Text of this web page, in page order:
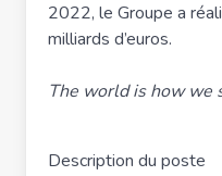
2022, le Groupe a
milliards d’euros.
The world is how we
Description du poste